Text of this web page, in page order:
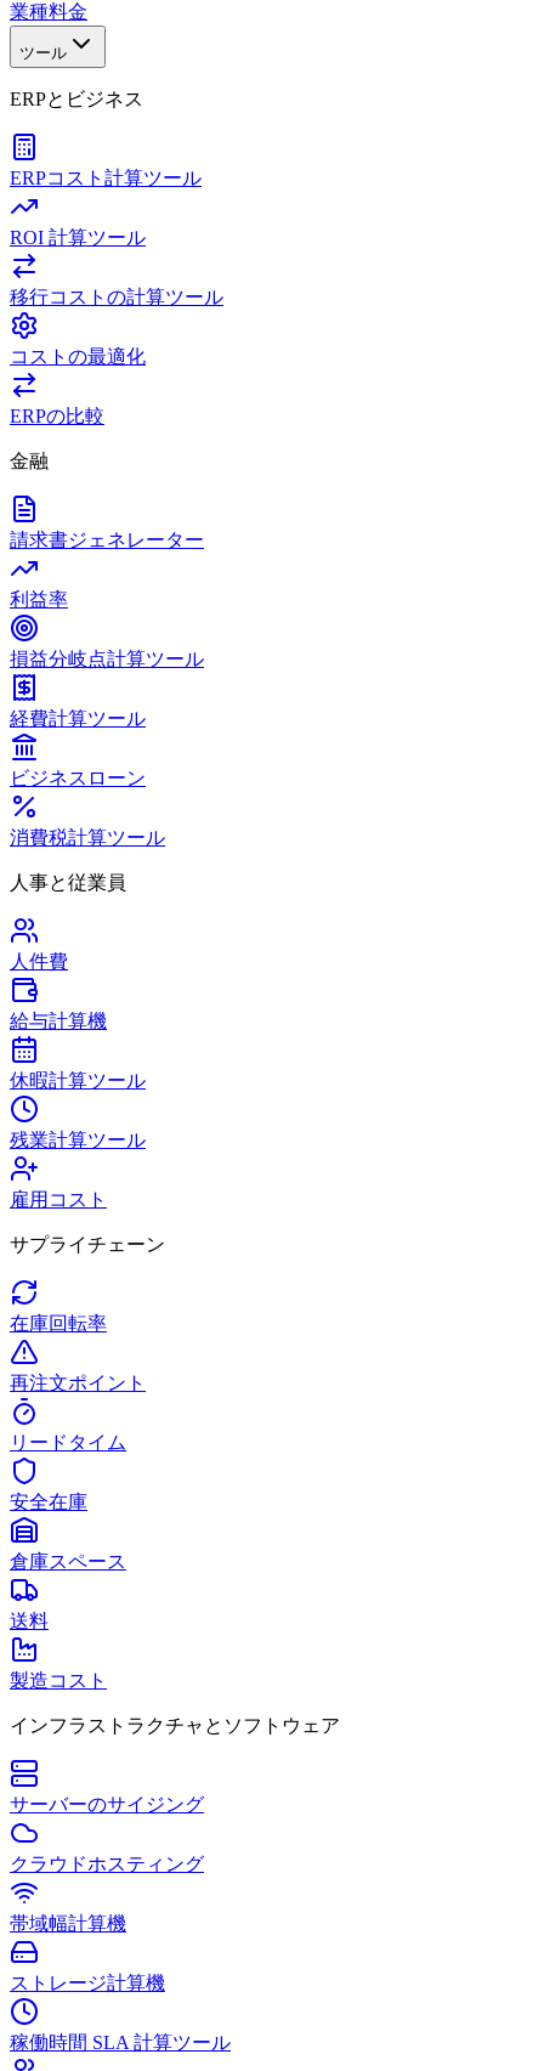
業種料金
ツール
ERPとビジネス
ERPコスト計算ツール
ROI 計算ツール
移行コストの計算ツール
コストの最適化
ERPの比較
金融
請求書ジェネレーター
利益率
損益分岐点計算ツール
経費計算ツール
ビジネスローン
消費税計算ツール
人事と従業員
人件費
給与計算機
休暇計算ツール
残業計算ツール
雇用コスト
サプライチェーン
在庫回転率
再注文ポイント
リードタイム
安全在庫
倉庫スペース
送料
製造コスト
インフラストラクチャとソフトウェア
サーバーのサイジング
クラウドホスティング
帯域幅計算機
ストレージ計算機
稼働時間 SLA 計算ツール